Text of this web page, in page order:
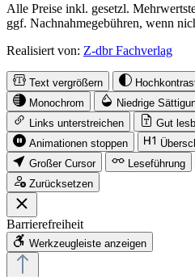
Alle Preise inkl. gesetzl.
ggf. Nachnahmegebühren, wenn
Realisiert von: Z-dbr Fachverlag
Text vergrößern
Monochrom
Niedrige
Links unterstreichen
Gut
Animationen stoppen
Großer Cursor
Leseführung
Zurücksetzen
Barrierefreiheit
Werkzeugleiste anzeigen